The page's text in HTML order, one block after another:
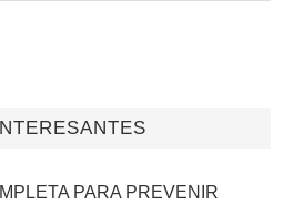
PARA PREVENIR